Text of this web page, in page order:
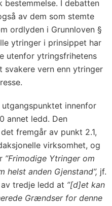
I debatten
av dem som stemte
ordlyden i Grunnloven §
ytringer i prinsippet har
utenfor ytringsfrihetens
svakere vern enn ytringer
innenfor
annet ledd. Den
fremgår av punkt 2.1,
virksomhet, og
”Frimodige Ytringer om
helst anden Gjenstand”, jf.
tredje ledd at ”[d]et kan
Grændser for denne